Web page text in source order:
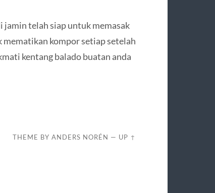
jamin telah siap untuk memasak
mematikan kompor setiap setelah
kentang balado buatan anda
THEME BYANDERS NORÉN — UP ↑